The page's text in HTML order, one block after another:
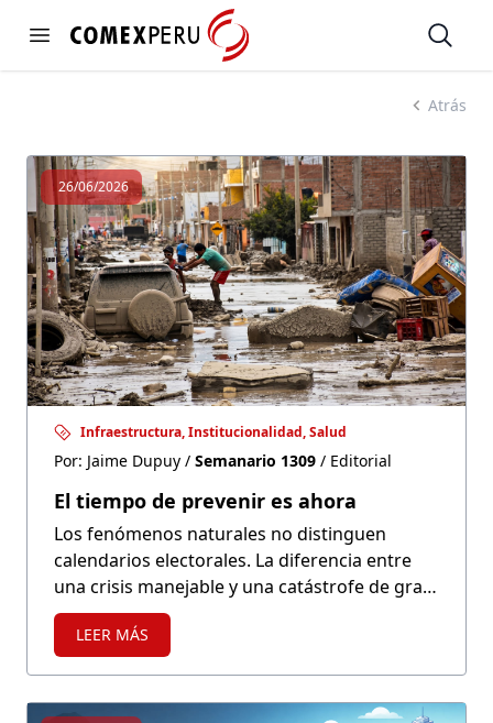
Open menu
https://www.comexperu.org.pe Open
SEMANARIO 1309
Atrás
26/06/2026
Infraestructura, Institucionalidad, Salud
Por: Jaime Dupuy / Semanario 1309 / Editorial
El tiempo de prevenir es ahora
Los fenómenos naturales no distinguen
calendarios electorales. La diferencia entre
una crisis manejable y una catástrofe de gran
magnitud dependerá, en buena medida, de
las decisiones que se adopten hoy. El tiempo
para prevenir se está agotando.
LEER MÁS